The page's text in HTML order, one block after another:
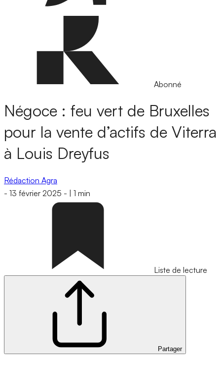
Abonné
Négoce : feu vert de Bruxelles
pour la vente d’actifs de Viterra
à Louis Dreyfus
Rédaction Agra
- 13 février 2025 - 1 min
Liste de lecture
Partager